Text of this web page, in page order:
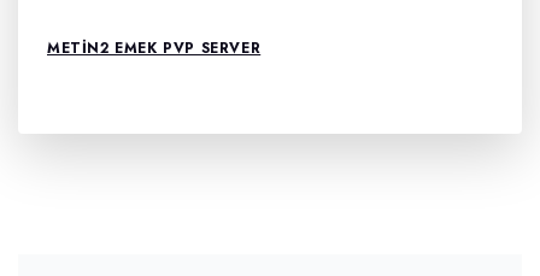
METIN2 EMEK PVP SERVER